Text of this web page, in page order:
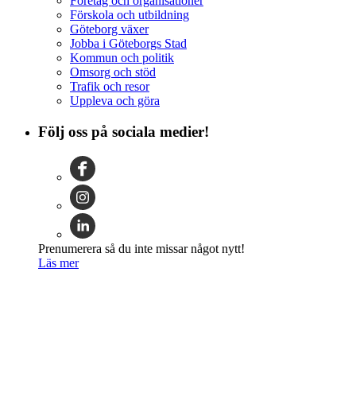
Förskola och utbildning
Göteborg växer
Jobba i Göteborgs Stad
Kommun och politik
Omsorg och stöd
Trafik och resor
Uppleva och göra
Följ oss på sociala medier!
Prenumerera så du inte missar något nytt!
Läs mer